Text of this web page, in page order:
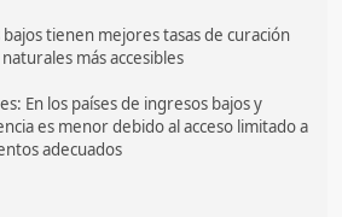
tienen mejores tasas de curación
más accesibles
En los países de ingresos bajos y
es menor debido al acceso limitado a
adecuados